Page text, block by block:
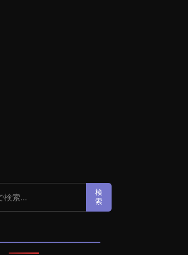
検
索